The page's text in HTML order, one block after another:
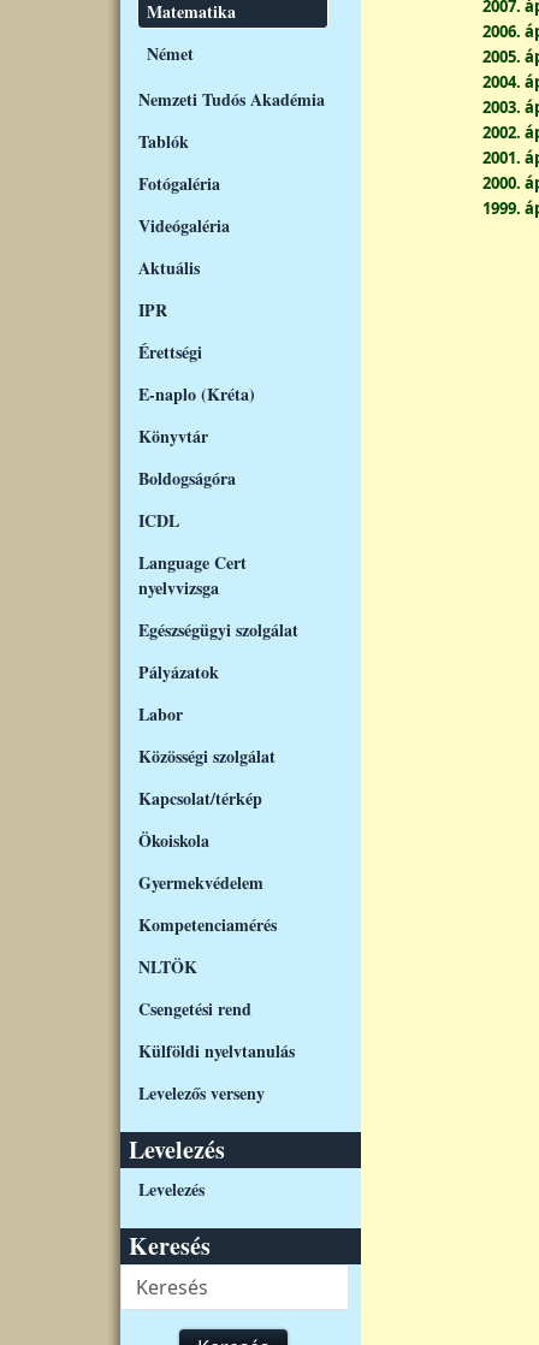
Matematika
Német
Nemzeti Tudós Akadémia
Tablók
Fotógaléria
Videógaléria
Aktuális
IPR
Érettségi
E-naplo (Kréta)
Könyvtár
Boldogságóra
ICDL
Language Cert
nyelvvizsga
Egészségügyi szolgálat
Pályázatok
Labor
Közösségi szolgálat
Kapcsolat/térkép
Ökoiskola
Gyermekvédelem
Kompetenciamérés
NLTÖK
Csengetési rend
Külföldi nyelvtanulás
Levelezős verseny
Levelezés
Levelezés
Keresés
Keresés
2007.
2006.
2005.
2004.
2003.
2002.
2001.
2000.
1999.